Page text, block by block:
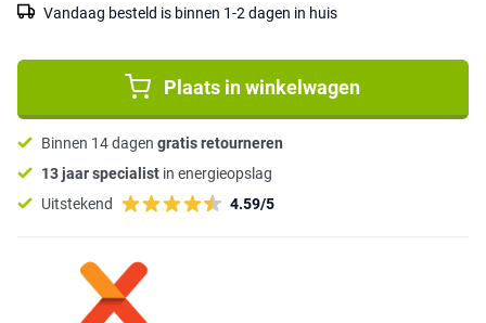
Vandaag besteld is binnen 1-2 dagen in huis
Plaats in winkelwagen
Binnen 14 dagen gratis retourneren
13 jaar specialist in energieopslag
Uitstekend
4.59/5